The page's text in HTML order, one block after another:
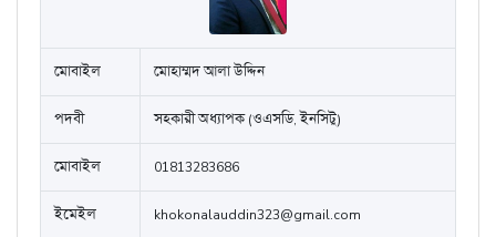
মোবাইল মোহাম্মদ আলা উদ্দিন
পদবী সহকারী অধ্যাপক (ওএসডি, ইনসিটু)
মোবাইল 01813283686
ইমেইল khokonalauddin323@gmail.com